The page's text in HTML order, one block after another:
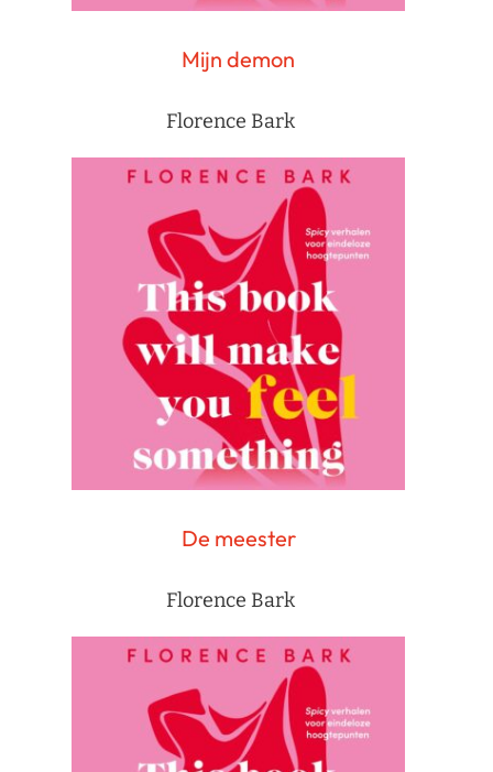
Mijn demon
Florence Bark
De meester
Florence Bark